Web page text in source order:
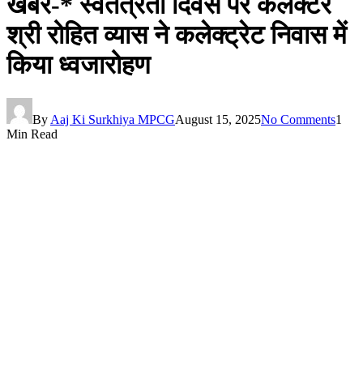
श्री रोहित व्यास ने कलेक्ट्रेट निवास में
किया ध्वजारोहण
By Aaj Ki Surkhiya MPCGAugust 15, 2025No Comments1
Min Read